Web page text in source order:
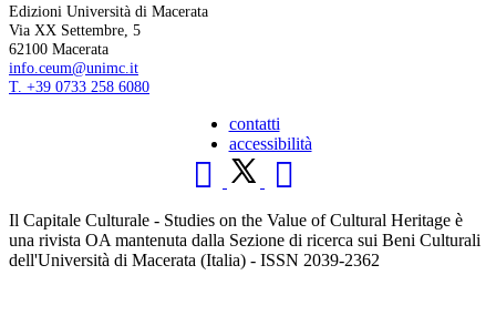
Edizioni Università di Macerata
Via XX Settembre, 5
62100 Macerata
info.ceum@unimc.it
T. +39 0733 258 6080
contatti
accessibilità
Il Capitale Culturale - Studies on the Value of Cultural Heritage è
una rivista OA mantenuta dalla Sezione di ricerca sui Beni Culturali
dell'Università di Macerata (Italia) - ISSN 2039-2362